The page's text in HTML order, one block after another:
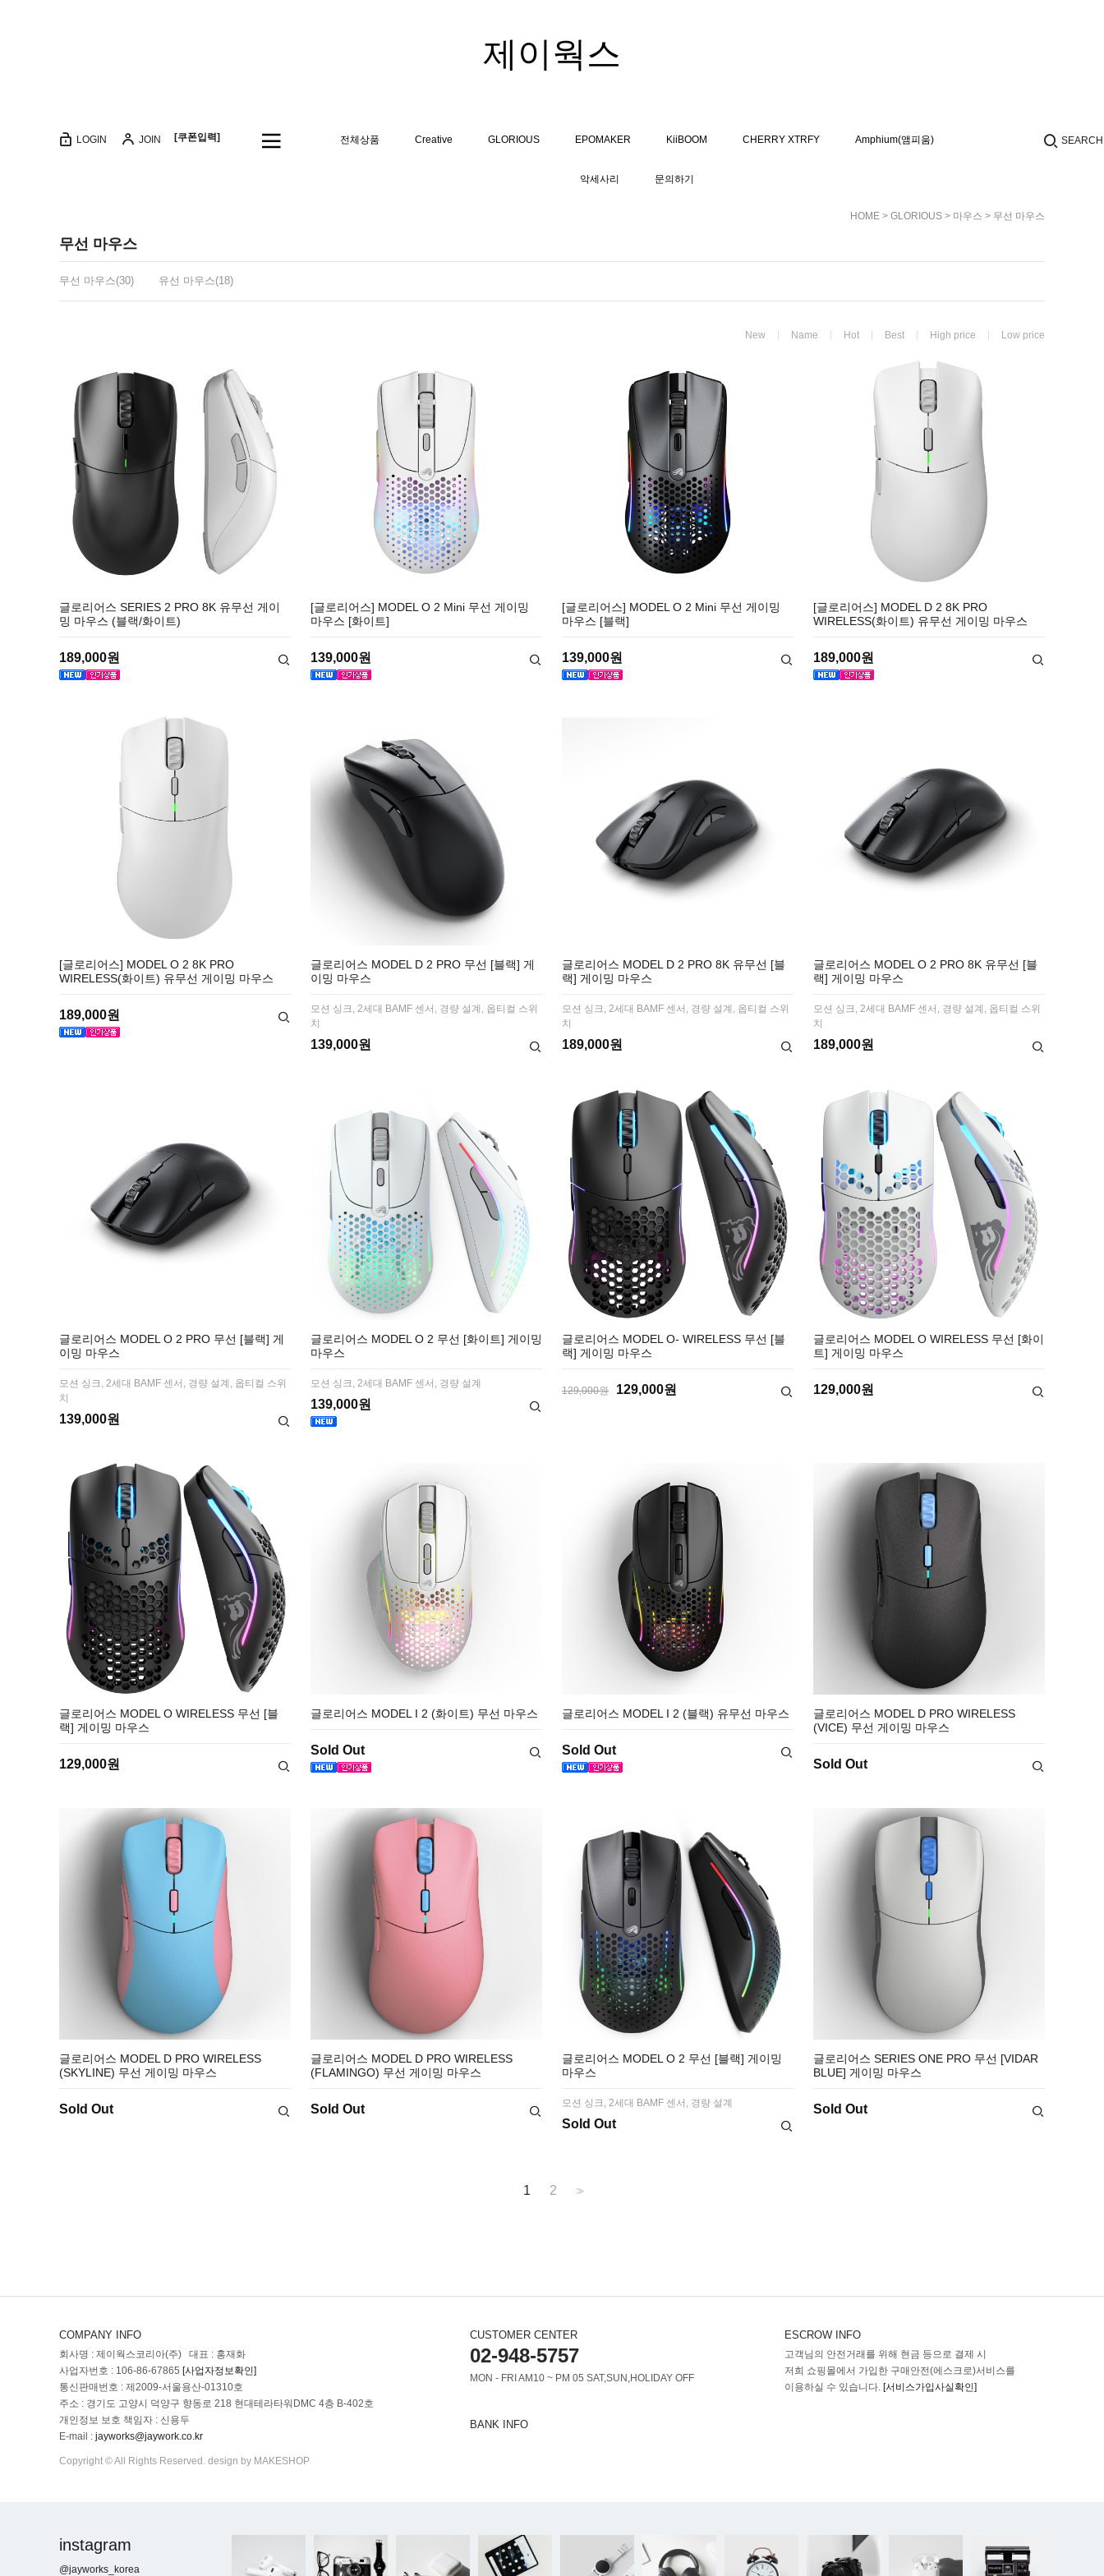
제이웍스
LOGIN JOIN [쿠폰입력] SEARCH
전체상품 Creative GLORIOUS EPOMAKER KiiBOOM CHERRY XTRFY Amphium(앰피움)
악세사리 문의하기
HOME > GLORIOUS > 마우스 > 무선 마우스
무선 마우스
무선 마우스(30) 유선 마우스(18)
New Name Hot Best High price Low price
글로리어스 SERIES 2 PRO 8K 유무선 게이
밍 마우스 (블랙/화이트)
189,000원
[글로리어스] MODEL O 2 Mini 무선 게이밍
마우스 [화이트]
139,000원
[글로리어스] MODEL O 2 Mini 무선 게이밍
마우스 [블랙]
139,000원
[글로리어스] MODEL D 2 8K PRO
WIRELESS(화이트) 유무선 게이밍 마우스
189,000원
[글로리어스] MODEL O 2 8K PRO
WIRELESS(화이트) 유무선 게이밍 마우스
189,000원
글로리어스 MODEL D 2 PRO 무선 [블랙] 게
이밍 마우스
모션 싱크, 2세대 BAMF 센서, 경량 설계, 옵티컬 스위
치
139,000원
글로리어스 MODEL D 2 PRO 8K 유무선 [블
랙] 게이밍 마우스
모션 싱크, 2세대 BAMF 센서, 경량 설계, 옵티컬 스위
치
189,000원
글로리어스 MODEL O 2 PRO 8K 유무선 [블
랙] 게이밍 마우스
모션 싱크, 2세대 BAMF 센서, 경량 설계, 옵티컬 스위
치
189,000원
글로리어스 MODEL O 2 PRO 무선 [블랙] 게
이밍 마우스
모션 싱크, 2세대 BAMF 센서, 경량 설계, 옵티컬 스위
치
139,000원
글로리어스 MODEL O 2 무선 [화이트] 게이밍
마우스
모션 싱크, 2세대 BAMF 센서, 경량 설계
139,000원
글로리어스 MODEL O- WIRELESS 무선 [블
랙] 게이밍 마우스
129,000원 129,000원
글로리어스 MODEL O WIRELESS 무선 [화이
트] 게이밍 마우스
129,000원
글로리어스 MODEL O WIRELESS 무선 [블
랙] 게이밍 마우스
129,000원
글로리어스 MODEL I 2 (화이트) 무선 마우스
Sold Out
글로리어스 MODEL I 2 (블랙) 유무선 마우스
Sold Out
글로리어스 MODEL D PRO WIRELESS
(VICE) 무선 게이밍 마우스
Sold Out
글로리어스 MODEL D PRO WIRELESS
(SKYLINE) 무선 게이밍 마우스
Sold Out
글로리어스 MODEL D PRO WIRELESS
(FLAMINGO) 무선 게이밍 마우스
Sold Out
글로리어스 MODEL O 2 무선 [블랙] 게이밍
마우스
모션 싱크, 2세대 BAMF 센서, 경량 설계
Sold Out
글로리어스 SERIES ONE PRO 무선 [VIDAR
BLUE] 게이밍 마우스
Sold Out
1 2 >>
COMPANY INFO
회사명 : 제이웍스코리아(주) 대표 : 홍재화
사업자번호 : 106-86-67865 [사업자정보확인]
통신판매번호 : 제2009-서울용산-01310호
주소 : 경기도 고양시 덕양구 향동로 218 현대테라타워DMC 4층 B-402호
개인정보 보호 책임자 : 신용두
E-mail : jayworks@jaywork.co.kr
Copyright © All Rights Reserved. design by MAKESHOP
CUSTOMER CENTER
02-948-5757
MON - FRI AM10 ~ PM 05 SAT,SUN,HOLIDAY OFF
BANK INFO
ESCROW INFO
고객님의 안전거래를 위해 현금 등으로 결제 시
저희 쇼핑몰에서 가입한 구매안전(에스크로)서비스를
이용하실 수 있습니다. [서비스가입사실확인]
instagram
@jayworks_korea